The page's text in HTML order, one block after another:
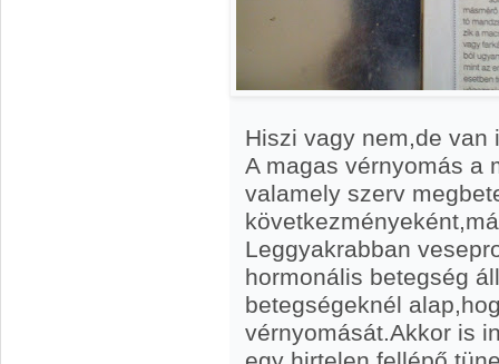
Hiszi vagy nem,de
A magas vérnyomás a
valamely szerv
Leggyakrabban
hormonális betegség
betegségeknél
vérnyomását.Akkor is